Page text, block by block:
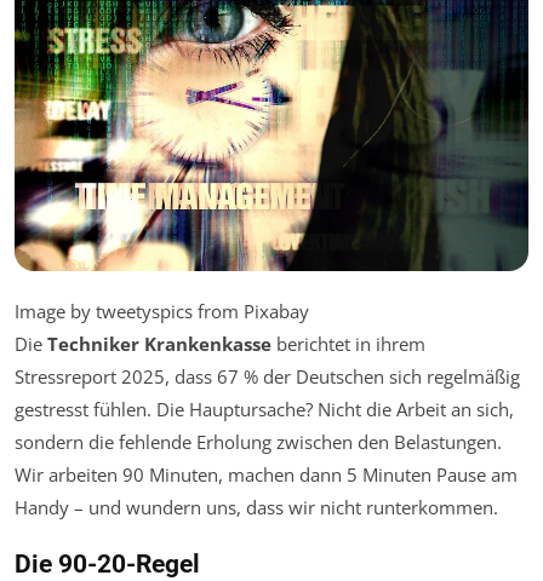
Image by tweetyspics from Pixabay
Die Techniker Krankenkasse berichtet in ihrem
Stressreport 2025, dass 67 % der Deutschen sich regelmäßig
gestresst fühlen. Die Hauptursache? Nicht die Arbeit an sich,
sondern die fehlende Erholung zwischen den Belastungen.
Wir arbeiten 90 Minuten, machen dann 5 Minuten Pause am
Handy – und wundern uns, dass wir nicht runterkommen.
Die 90-20-Regel